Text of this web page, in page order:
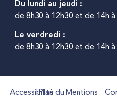
Du lundi au jeudi :
de 8h30 à 12h30 et de 14h à
Le vendredi :
de 8h30 à 12h30 et de 14h à
Accessibilité
Plan du Mentions